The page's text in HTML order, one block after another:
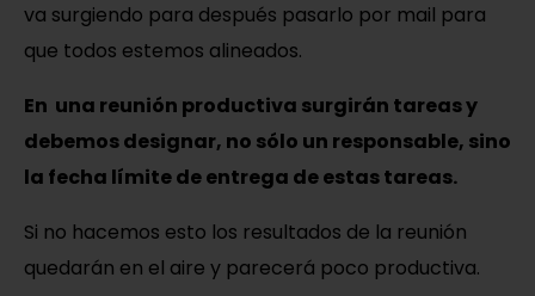
va surgiendo para después pasarlo por mail para
que todos estemos alineados.
En una reunión productiva surgirán tareas y
debemos designar, no sólo un responsable, sino
la fecha límite de entrega de estas tareas.
Si no hacemos esto los resultados de la reunión
quedarán en el aire y parecerá poco productiva.